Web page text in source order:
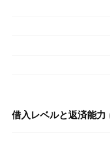
借入レベルと返済能力